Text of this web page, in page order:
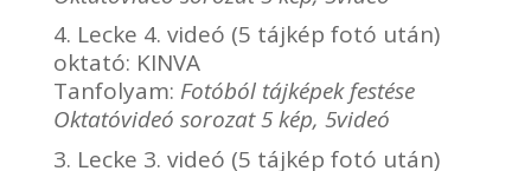
4. Lecke 4. videó (5 tájkép fotó után)
oktató: KINVA
Tanfolyam: Fotóból tájképek festése
Oktatóvideó sorozat 5 kép, 5videó
3. Lecke 3. videó (5 tájkép fotó után)